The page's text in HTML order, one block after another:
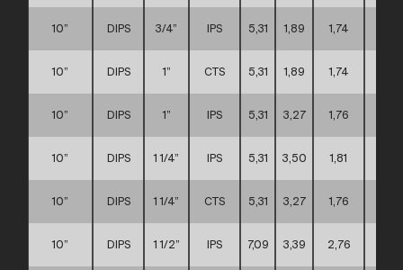
10” DIPS 3/4” IPS 5,31 1,89 1,74
10” DIPS 1” CTS 5,31 1,89 1,74
10” DIPS 1” IPS 5,31 3,27 1,76
10” DIPS 1 1/4” IPS 5,31 3,50 1,81
10” DIPS 1 1/4” CTS 5,31 3,27 1,76
10” DIPS 1 1/2” IPS 7,09 3,39 2,76